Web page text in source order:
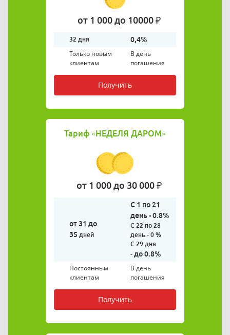
от 1 000 до 10000 ₽
32 дня 0,4%
Только новым
клиентам
В день
погашения
Получить
Тариф «НЕДЕЛЯ ДАРОМ»
от 1 000 до 30 000 ₽
от 31 до
35 дней
С 1 по 21
день - 0.8%
С 22 по 28
день - 0 %
С 29 дня
- до 0.8%
Постоянным
клиентам
В день
погашения
Получить